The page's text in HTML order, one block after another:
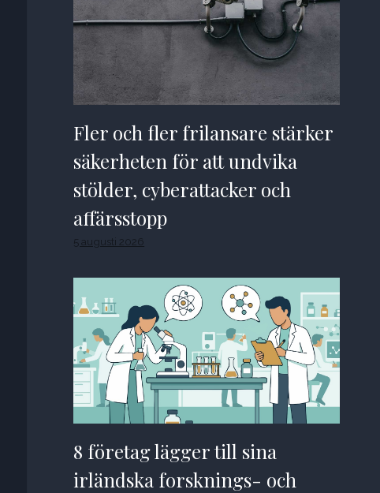
Fler och fler frilansare stärker
säkerheten för att undvika
stölder, cyberattacker och
affärsstopp
5 augusti 2026
8 företag lägger till sina
irländska forsknings- och